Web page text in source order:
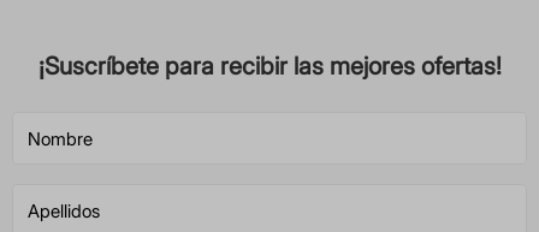
¡Suscríbete para recibir las mejores ofertas!